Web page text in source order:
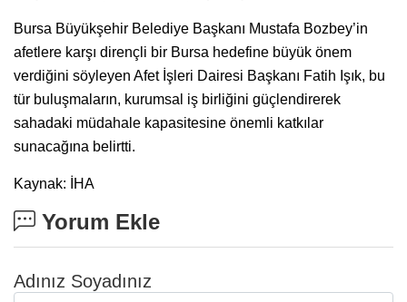
Bursa Büyükşehir Belediye Başkanı Mustafa Bozbey’in
afetlere karşı dirençli bir Bursa hedefine büyük önem
verdiğini söyleyen Afet İşleri Dairesi Başkanı Fatih Işık, bu
tür buluşmaların, kurumsal iş birliğini güçlendirerek
sahadaki müdahale kapasitesine önemli katkılar
sunacağına belirtti.
Kaynak: İHA
Yorum Ekle
Adınız Soyadınız